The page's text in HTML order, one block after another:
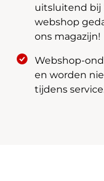
uitsluitend bij
webshop
ons magazijn!
Webshop-
en worden
tijdens